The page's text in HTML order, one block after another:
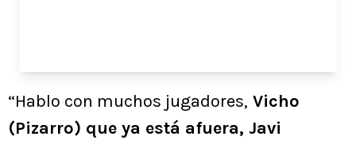
“Hablo con muchos jugadores, Vicho
(Pizarro) que ya está afuera, Javi